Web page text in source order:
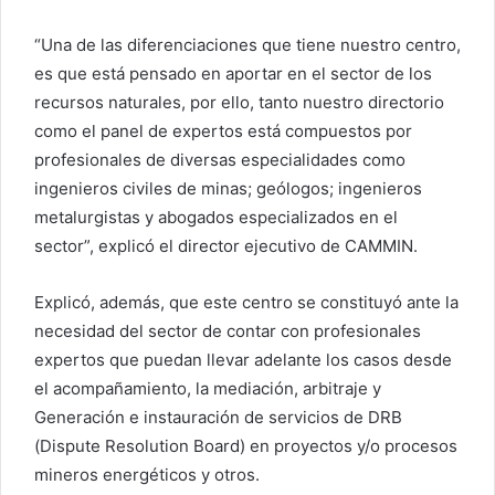
“Una de las diferenciaciones que tiene nuestro centro,
es que está pensado en aportar en el sector de los
recursos naturales, por ello, tanto nuestro directorio
como el panel de expertos está compuestos por
profesionales de diversas especialidades como
ingenieros civiles de minas; geólogos; ingenieros
metalurgistas y abogados especializados en el
sector”, explicó el director ejecutivo de CAMMIN.
Explicó, además, que este centro se constituyó ante la
necesidad del sector de contar con profesionales
expertos que puedan llevar adelante los casos desde
el acompañamiento, la mediación, arbitraje y
Generación e instauración de servicios de DRB
(Dispute Resolution Board) en proyectos y/o procesos
mineros energéticos y otros.